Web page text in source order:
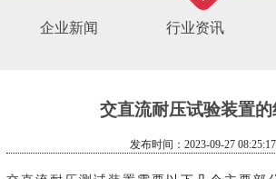
企业新闻 行业资讯
交直流耐压试验装置
发布时间：2023-09-27 08:25:17